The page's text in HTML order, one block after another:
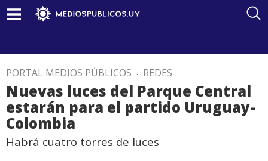
PORTAL MEDIOS PÚBLICOS . REDES .
Nuevas luces del Parque Central
estarán para el partido Uruguay-
Colombia
Habrá cuatro torres de luces